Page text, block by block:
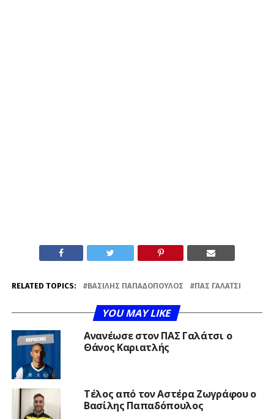
RELATED TOPICS: ΒΑΣΊΛΗΣ ΠΑΠΑΔΌΠΟΥΛΟΣ ΠΑΣ ΓΑΛΆΤΣΙ
YOU MAY LIKE
Ανανέωσε στον ΠΑΣ Γαλάτσι ο
Θάνος Καριατλής
Τέλος από τον Αστέρα Ζωγράφου ο
Βασίλης Παπαδόπουλος